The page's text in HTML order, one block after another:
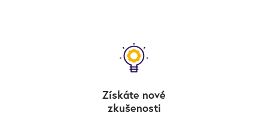
Získáte nové
zkušenosti